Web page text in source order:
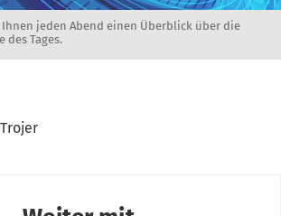
Ihnen jeden Abend einen Überblick über die
des Tages.